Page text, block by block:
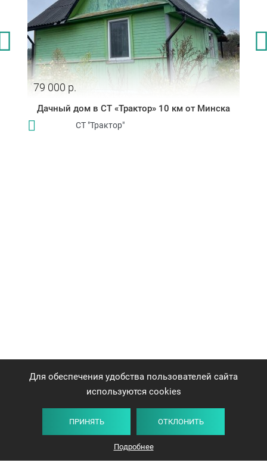
79 000 р.
Дачный дом в СТ «Трактор» 10 км от Минска
СТ "Трактор"
Для обеспечения удобства пользователей сайта
используются cookies
ПРИНЯТЬ ОТКЛОНИТЬ
Подробнее